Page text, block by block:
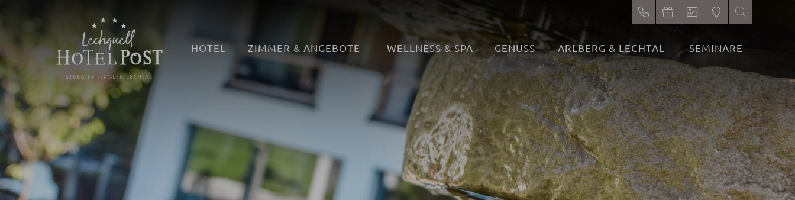
HOTEL ZIMMER & ANGEBOTE WELLNESS & SPA GENUSS ARLBERG & LECHTAL SEMINARE